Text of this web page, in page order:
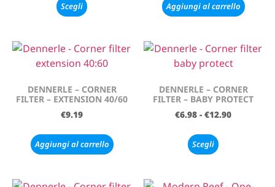
Scegli Aggiungi al carrello
DENNERLE – CORNER
FILTER – EXTENSION 40/60
€9.19
Aggiungi al carrello
DENNERLE – CORNER
FILTER – BABY PROTECT
€6.98 - €12.90
Scegli